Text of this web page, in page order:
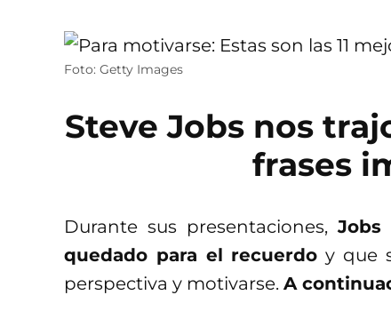
Foto: Getty Images
Steve Jobs nos
frases
Durante sus presentaciones, Jobs
quedado para el recuerdo y que
perspectiva y motivarse. A